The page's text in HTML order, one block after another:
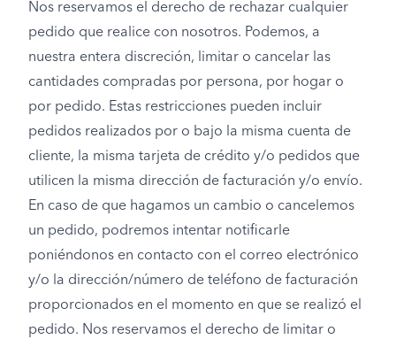
Nos reservamos el derecho de rechazar cualquier
pedido que realice con nosotros. Podemos, a
nuestra entera discreción, limitar o cancelar las
cantidades compradas por persona, por hogar o
por pedido. Estas restricciones pueden incluir
pedidos realizados por o bajo la misma cuenta de
cliente, la misma tarjeta de crédito y/o pedidos que
utilicen la misma dirección de facturación y/o envío.
En caso de que hagamos un cambio o cancelemos
un pedido, podremos intentar notificarle
poniéndonos en contacto con el correo electrónico
y/o la dirección/número de teléfono de facturación
proporcionados en el momento en que se realizó el
pedido. Nos reservamos el derecho de limitar o